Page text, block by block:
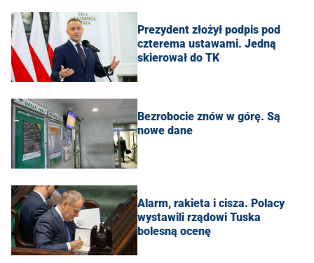
Prezydent złożył podpis pod
czterema ustawami. Jedną
skierował do TK
Bezrobocie znów w górę. Są
nowe dane
Alarm, rakieta i cisza. Polacy
wystawili rządowi Tuska
bolesną ocenę